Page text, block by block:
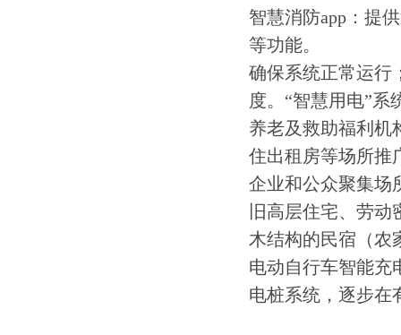
智慧消防app：提
等功能。
确保系统正常运行
度。“智慧用电”
养老及救助福利机
住出租房等场所推
企业和公众聚集场
旧高层住宅、劳
木结构的民宿（农
电动自行车智能充
电桩系统，逐步在